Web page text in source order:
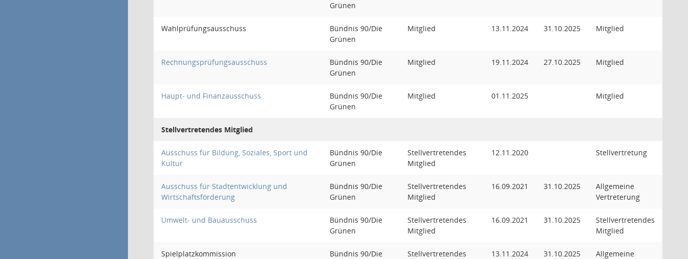
Grünen
Wahlprüfungsausschuss
Bündnis 90/Die
Grünen
Mitglied 13.11.2024 31.10.2025 Mitglied
Rechnungsprüfungsausschuss
Bündnis 90/Die
Grünen
Mitglied 19.11.2024 27.10.2025 Mitglied
Haupt- und Finanzausschuss
Bündnis 90/Die
Grünen
Mitglied 01.11.2025 Mitglied
Stellvertretendes Mitglied
Ausschuss für Bildung, Soziales, Sport und
Kultur
Bündnis 90/Die
Grünen
Stellvertretendes
Mitglied
12.11.2020 Stellvertretung
Ausschuss für Stadtentwicklung und
Wirtschaftsförderung
Bündnis 90/Die
Grünen
Stellvertretendes
Mitglied
16.09.2021 31.10.2025
Allgemeine
Vertreterung
Umwelt- und Bauausschuss
Bündnis 90/Die
Grünen
Stellvertretendes
Mitglied
16.09.2021 31.10.2025
Stellvertretendes
Mitglied
Spielplatzkommission
Bündnis 90/Die
Stellvertretendes
13.11.2024 31.10.2025
Allgemeine